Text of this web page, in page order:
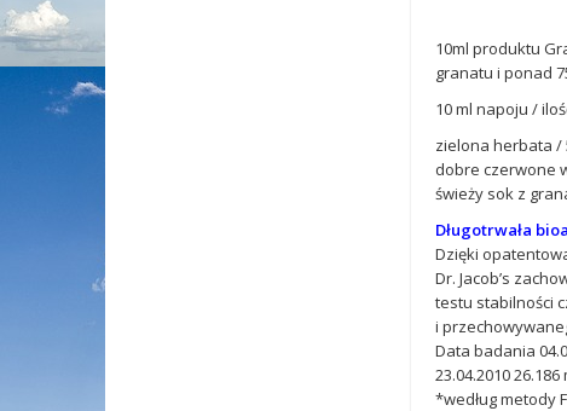
10ml produktu
granatu i ponad
10 ml napoju /
zielona herbata /
dobre czerwone
świeży sok z
Długotrwała
Dzięki
Dr. Jacob’s
testu stabilności
i
Data badania
23.04.2010 26.186
*według metody